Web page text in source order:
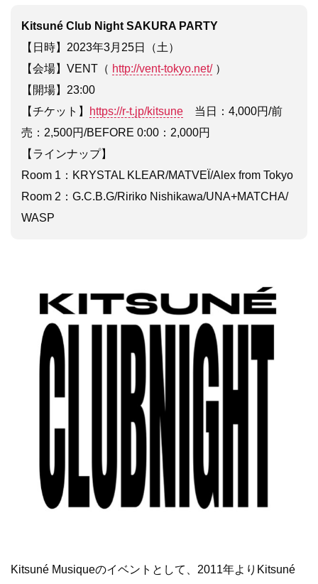
Kitsuné Club Night SAKURA PARTY
【日時】2023年3月25日（土）
【会場】VENT（ http://vent-tokyo.net/）
【開場】23:00
【チケット】
https://r-t.jp/kitsune 当日：4,000円/前
売：2,500円/BEFORE 0:00：2,000円
【ラインナップ】
Room 1：KRYSTAL KLEAR/MATVEÏ/Alex from Tokyo
Room 2：G.C.B.G/Ririko Nishikawa/UNA+MATCHA/
WASP
Kitsuné Musiqueのイベントとして、2011年よりKitsuné